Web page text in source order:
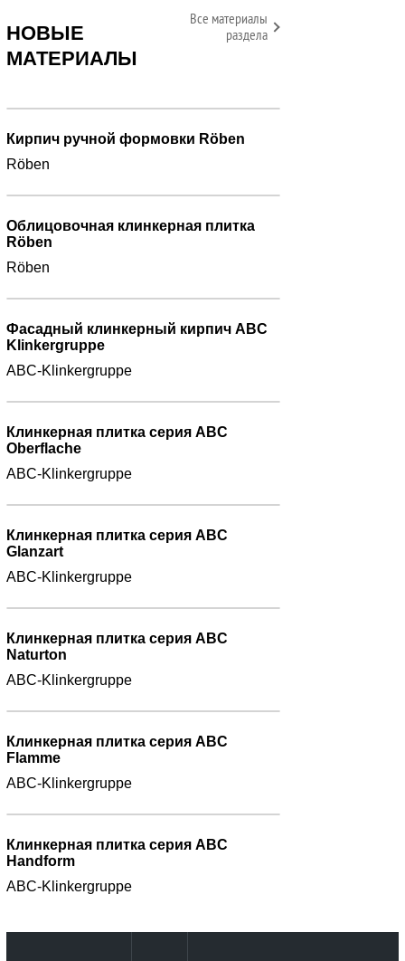
НОВЫЕ
МАТЕРИАЛЫ
Все материалы
раздела
Кирпич ручной формовки Röben
Röben
Облицовочная клинкерная плитка
Röben
Röben
Фасадный клинкерный кирпич ABC
Klinkergruppe
ABC-Klinkergruppe
Клинкерная плитка серия ABC
Oberflache
ABC-Klinkergruppe
Клинкерная плитка серия ABC
Glanzart
ABC-Klinkergruppe
Клинкерная плитка серия ABC
Naturton
ABC-Klinkergruppe
Клинкерная плитка серия ABC
Flamme
ABC-Klinkergruppe
Клинкерная плитка серия ABC
Handform
ABC-Klinkergruppe